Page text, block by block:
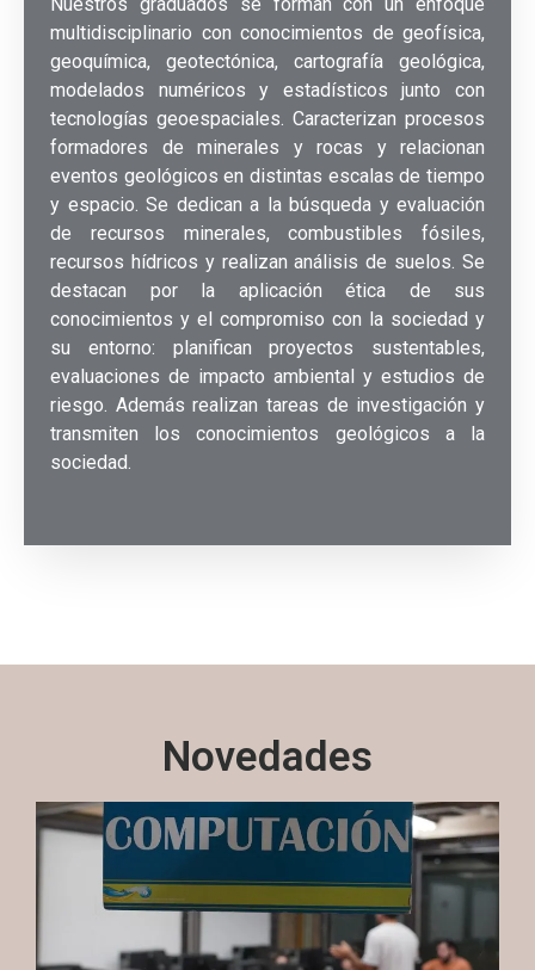
Nuestros graduados se forman con un enfoque
multidisciplinario con conocimientos de geofísica,
geoquímica, geotectónica, cartografía geológica,
modelados numéricos y estadísticos junto con
tecnologías geoespaciales. Caracterizan procesos
formadores de minerales y rocas y relacionan
eventos geológicos en distintas escalas de tiempo
y espacio. Se dedican a la búsqueda y evaluación
de recursos minerales, combustibles fósiles,
recursos hídricos y realizan análisis de suelos. Se
destacan por la aplicación ética de sus
conocimientos y el compromiso con la sociedad y
su entorno: planifican proyectos sustentables,
evaluaciones de impacto ambiental y estudios de
riesgo. Además realizan tareas de investigación y
transmiten los conocimientos geológicos a la
sociedad.
Novedades